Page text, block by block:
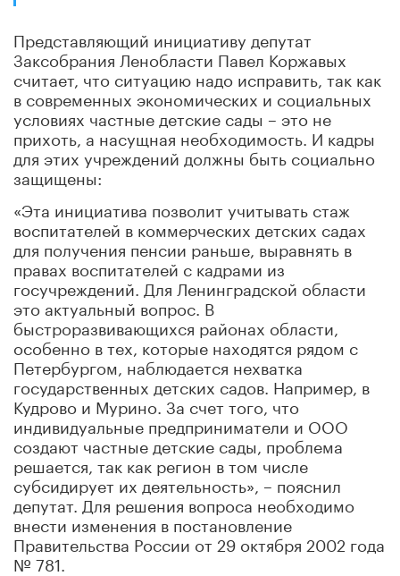
Представляющий инициативу депутат
Заксобрания Ленобласти Павел Коржавых
считает, что ситуацию надо исправить, так как
в современных экономических и социальных
условиях частные детские сады – это не
прихоть, а насущная необходимость. И кадры
для этих учреждений должны быть социально
защищены:
«Эта инициатива позволит учитывать стаж
воспитателей в коммерческих детских садах
для получения пенсии раньше, выравнять в
правах воспитателей с кадрами из
госучреждений. Для Ленинградской области
это актуальный вопрос. В
быстроразвивающихся районах области,
особенно в тех, которые находятся рядом с
Петербургом, наблюдается нехватка
государственных детских садов. Например, в
Кудрово и Мурино. За счет того, что
индивидуальные предприниматели и ООО
создают частные детские сады, проблема
решается, так как регион в том числе
субсидирует их деятельность», – пояснил
депутат. Для решения вопроса необходимо
внести изменения в постановление
Правительства России от 29 октября 2002 года
№ 781.